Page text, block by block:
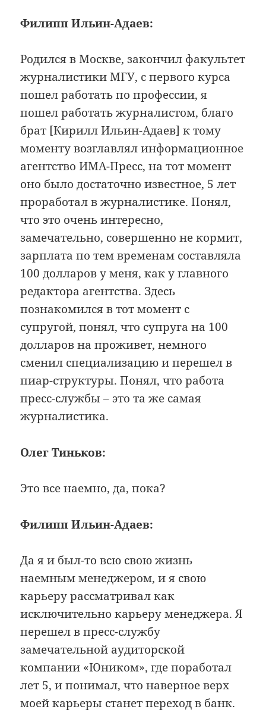
Филипп Ильин-Адаев:
Родился в Москве, закончил факультет
журналистики МГУ, с первого курса
пошел работать по профессии, я
пошел работать журналистом, благо
брат [Кирилл Ильин-Адаев] к тому
моменту возглавлял информационное
агентство ИМА-Пресс, на тот момент
оно было достаточно известное, 5 лет
проработал в журналистике. Понял,
что это очень интересно,
замечательно, совершенно не кормит,
зарплата по тем временам составляла
100 долларов у меня, как у главного
редактора агентства. Здесь
познакомился в тот момент с
супругой, понял, что супруга на 100
долларов на проживет, немного
сменил специализацию и перешел в
пиар-структуры. Понял, что работа
пресс-службы – это та же самая
журналистика.
Олег Тиньков:
Это все наемно, да, пока?
Филипп Ильин-Адаев:
Да я и был-то всю свою жизнь
наемным менеджером, и я свою
карьеру рассматривал как
исключительно карьеру менеджера. Я
перешел в пресс-службу
замечательной аудиторской
компании «Юником», где поработал
лет 5, и понимал, что наверное верх
моей карьеры станет переход в банк.